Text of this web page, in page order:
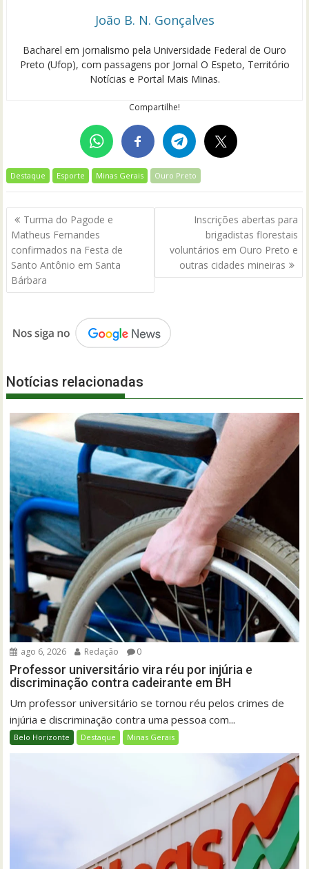
João B. N. Gonçalves
Bacharel em jornalismo pela Universidade Federal de Ouro
Preto (Ufop), com passagens por Jornal O Espeto, Território
Notícias e Portal Mais Minas.
Compartilhe!
Destaque Esporte Minas Gerais Ouro Preto
Navegação
de
Post
Turma do Pagode e
Matheus Fernandes
confirmados na Festa de
Santo Antônio em Santa
Bárbara
Inscrições abertas para
brigadistas florestais
voluntários em Ouro Preto e
outras cidades mineiras
Notícias relacionadas
ago 6, 2026 Redação 0
Professor universitário vira réu por injúria e
discriminação contra cadeirante em BH
Um professor universitário se tornou réu pelos crimes de
injúria e discriminação contra uma pessoa com...
Belo Horizonte Destaque Minas Gerais